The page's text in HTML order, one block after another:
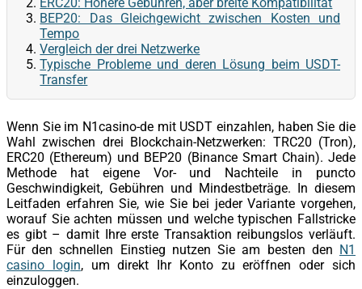
BEP20: Das Gleichgewicht zwischen Kosten und
Tempo
Vergleich der drei Netzwerke
Typische Probleme und deren Lösung beim USDT-
Transfer
Wenn Sie im N1casino-de mit USDT einzahlen, haben Sie die
Wahl zwischen drei Blockchain-Netzwerken: TRC20 (Tron),
ERC20 (Ethereum) und BEP20 (Binance Smart Chain). Jede
Methode hat eigene Vor- und Nachteile in puncto
Geschwindigkeit, Gebühren und Mindestbeträge. In diesem
Leitfaden erfahren Sie, wie Sie bei jeder Variante vorgehen,
worauf Sie achten müssen und welche typischen Fallstricke
es gibt – damit Ihre erste Transaktion reibungslos verläuft.
Für den schnellen Einstieg nutzen Sie am besten den N1
casino login, um direkt Ihr Konto zu eröffnen oder sich
einzuloggen.